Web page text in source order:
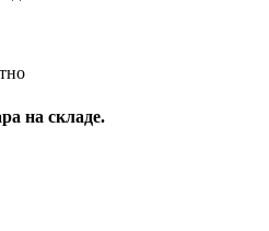
на складе.